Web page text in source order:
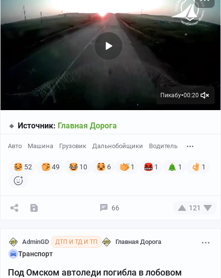
Пикабу●00:20
🔸 Источник: Главная Дорога
Авто Машина Грузовик Дальнобойщики Водитель
52 49 10 6 1 1 1 1
66 121
AdminGD ДТП И ТД И ТП Главная Дорога
Транспорт
Под Омском автоледи погибла в лобовом